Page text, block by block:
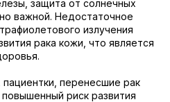
защита от солнечных
важной. Недостаточное
излучения
рака кожи, что является
перенесшие рак
риск развития